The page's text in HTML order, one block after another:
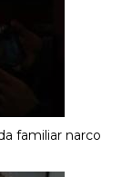
familiar narco